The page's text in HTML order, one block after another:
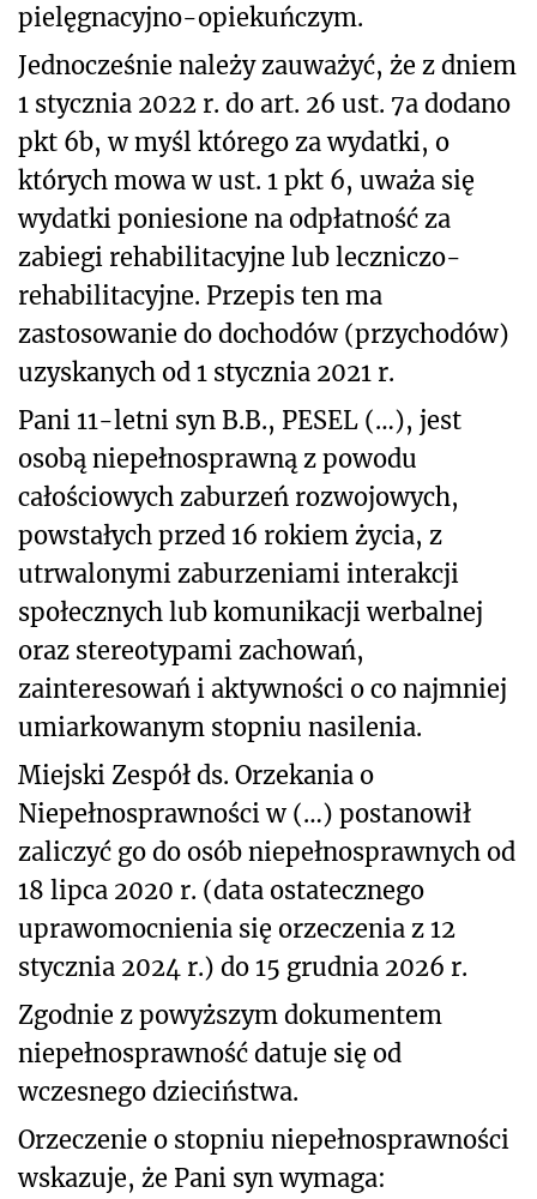
pielęgnacyjno-opiekuńczym.
Jednocześnie należy zauważyć, że z dniem
1 stycznia 2022 r. do art. 26 ust. 7a dodano
pkt 6b, w myśl którego za wydatki, o
których mowa w ust. 1 pkt 6, uważa się
wydatki poniesione na odpłatność za
zabiegi rehabilitacyjne lub leczniczo-
rehabilitacyjne. Przepis ten ma
zastosowanie do dochodów (przychodów)
uzyskanych od 1 stycznia 2021 r.
Pani 11-letni syn B.B., PESEL (…), jest
osobą niepełnosprawną z powodu
całościowych zaburzeń rozwojowych,
powstałych przed 16 rokiem życia, z
utrwalonymi zaburzeniami interakcji
społecznych lub komunikacji werbalnej
oraz stereotypami zachowań,
zainteresowań i aktywności o co najmniej
umiarkowanym stopniu nasilenia.
Miejski Zespół ds. Orzekania o
Niepełnosprawności w (…) postanowił
zaliczyć go do osób niepełnosprawnych od
18 lipca 2020 r. (data ostatecznego
uprawomocnienia się orzeczenia z 12
stycznia 2024 r.) do 15 grudnia 2026 r.
Zgodnie z powyższym dokumentem
niepełnosprawność datuje się od
wczesnego dzieciństwa.
Orzeczenie o stopniu niepełnosprawności
wskazuje, że Pani syn wymaga: